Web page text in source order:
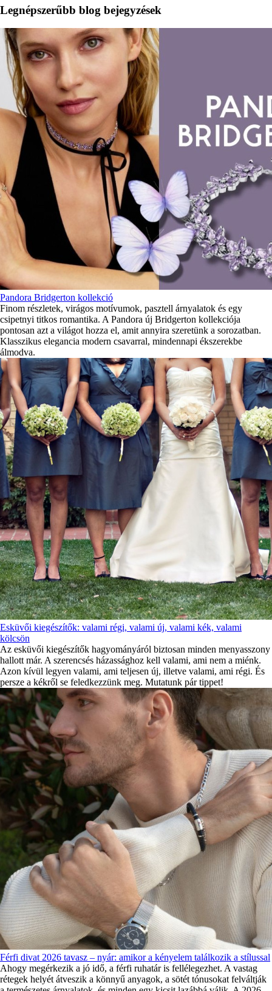
Legnépszerűbb blog bejegyzések
Pandora Bridgerton kollekció
Finom részletek, virágos motívumok, pasztell árnyalatok és egy
csipetnyi titkos romantika. A Pandora új Bridgerton kollekciója
pontosan azt a világot hozza el, amit annyira szeretünk a sorozatban.
Klasszikus elegancia modern csavarral, mindennapi ékszerekbe
álmodva.
Esküvői kiegészítők: valami régi, valami új, valami kék, valami
kölcsön
Az esküvői kiegészítők hagyományáról biztosan minden menyasszony
hallott már. A szerencsés házassághoz kell valami, ami nem a miénk.
Azon kívül legyen valami, ami teljesen új, illetve valami, ami régi. És
persze a kékről se feledkezzünk meg. Mutatunk pár tippet!
Férfi divat 2026 tavasz – nyár: amikor a kényelem találkozik a stílussal
Ahogy megérkezik a jó idő, a férfi ruhatár is fellélegezhet. A vastag
rétegek helyét átveszik a könnyű anyagok, a sötét tónusokat felváltják